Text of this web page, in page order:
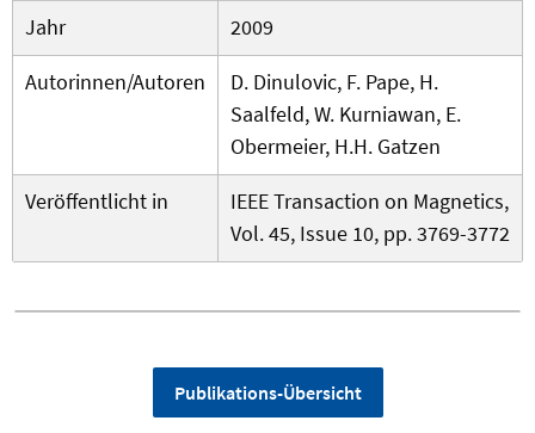
Jahr
2009
Autorinnen/Autoren
D. Dinulovic, F. Pape, H.
Saalfeld, W. Kurniawan, E.
Obermeier, H.H. Gatzen
Veröffentlicht in
IEEE Transaction on Magnetics,
Vol. 45, Issue 10, pp. 3769-3772
Publikations-Übersicht